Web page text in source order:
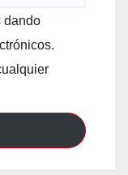
dando